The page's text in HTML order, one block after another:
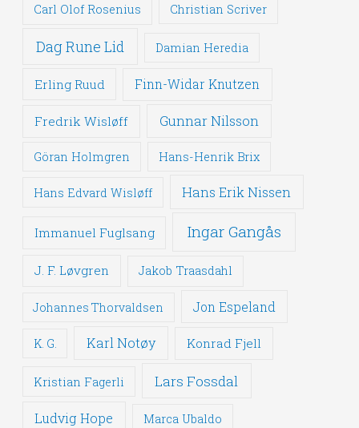
Carl Olof Rosenius Christian Scriver
Dag Rune Lid Damian Heredia
Erling Ruud Finn-Widar Knutzen
Fredrik Wisløff Gunnar Nilsson
Göran Holmgren Hans-Henrik Brix
Hans Edvard Wisløff Hans Erik Nissen
Immanuel Fuglsang Ingar Gangås
J. F. Løvgren Jakob Traasdahl
Johannes Thorvaldsen Jon Espeland
K. G. Karl Notøy Konrad Fjell
Kristian Fagerli Lars Fossdal
Ludvig Hope Marca Ubaldo